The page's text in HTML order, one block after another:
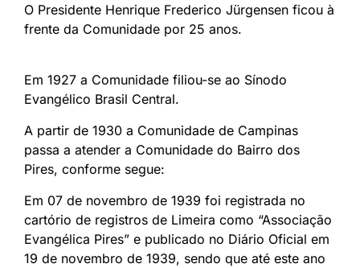
O Presidente Henrique Frederico Jürgensen ficou à
frente da Comunidade por 25 anos.
Em 1927 a Comunidade filiou-se ao Sínodo
Evangélico Brasil Central.
A partir de 1930 a Comunidade de Campinas
passa a atender a Comunidade do Bairro dos
Pires, conforme segue:
Em 07 de novembro de 1939 foi registrada no
cartório de registros de Limeira como “Associação
Evangélica Pires” e publicado no Diário Oficial em
19 de novembro de 1939, sendo que até este ano